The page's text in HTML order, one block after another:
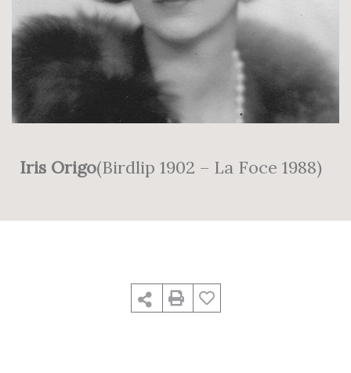
Iris Origo(Birdlip 1902 – La Foce 1988)